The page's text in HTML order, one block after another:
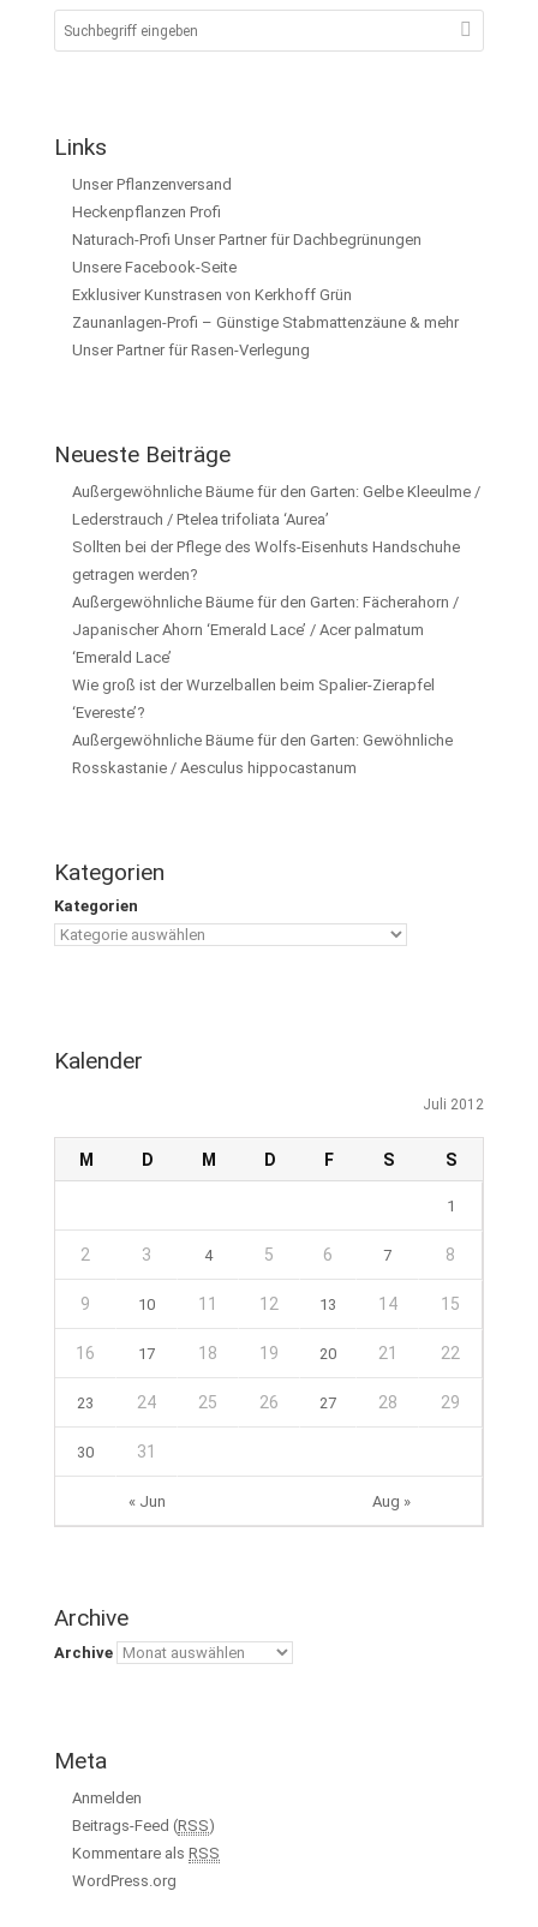
Links
Unser Pflanzenversand
Heckenpflanzen Profi
Naturach-Profi Unser Partner für Dachbegrünungen
Unsere Facebook-Seite
Exklusiver Kunstrasen von Kerkhoff Grün
Zaunanlagen-Profi – Günstige Stabmattenzäune & mehr
Unser Partner für Rasen-Verlegung
Neueste Beiträge
Außergewöhnliche Bäume für den Garten: Gelbe Kleeulme /
Lederstrauch / Ptelea trifoliata ‘Aurea’
Sollten bei der Pflege des Wolfs-Eisenhuts Handschuhe
getragen werden?
Außergewöhnliche Bäume für den Garten: Fächerahorn /
Japanischer Ahorn ‘Emerald Lace’ / Acer palmatum
‘Emerald Lace’
Wie groß ist der Wurzelballen beim Spalier-Zierapfel
‘Evereste’?
Außergewöhnliche Bäume für den Garten: Gewöhnliche
Rosskastanie / Aesculus hippocastanum
Kategorien
Kategorien
Kalender
Juli 2012
M D M D F S S
« Jun Aug »
1
2 3 4 5 6 7 8
9 10 11 12 13 14 15
16 17 18 19 20 21 22
23 24 25 26 27 28 29
30 31
Archive
Archive
Meta
Anmelden
Beitrags-Feed (RSS)
Kommentare als RSS
WordPress.org